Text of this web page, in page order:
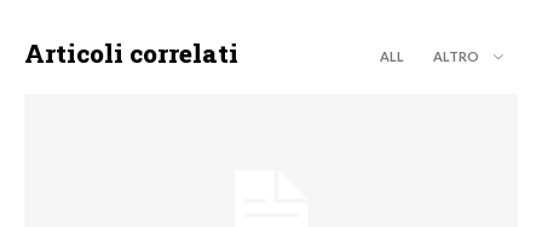
Articoli correlati ALL ALTRO